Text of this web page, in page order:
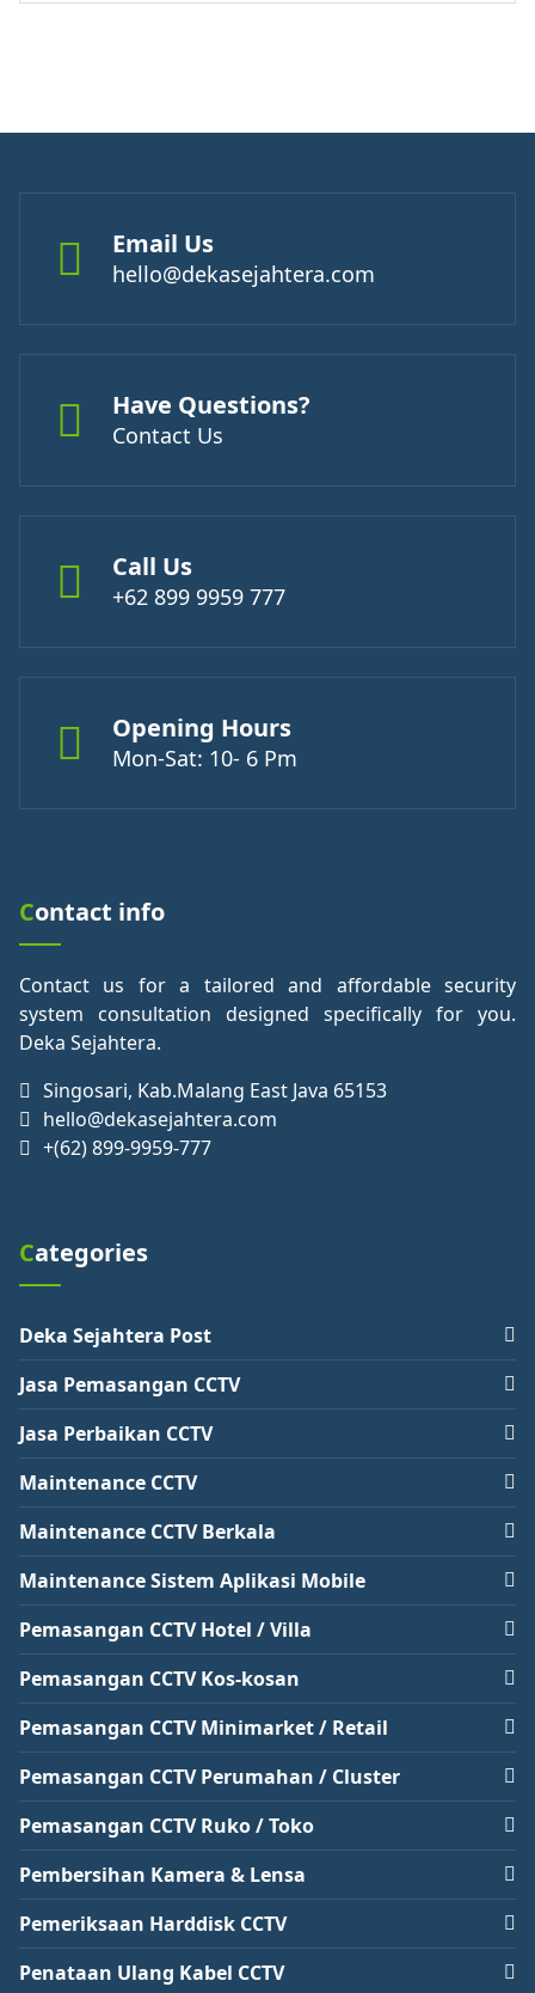
Email Us
hello@dekasejahtera.com
Have Questions?
Contact Us
Call Us
+62 899 9959 777
Opening Hours
Mon-Sat: 10- 6 Pm
Contact info
Contact us for a tailored and affordable security
system consultation designed specifically for you.
Deka Sejahtera.
Singosari, Kab.Malang East Java 65153
hello@dekasejahtera.com
+(62) 899-9959-777
Categories
Deka Sejahtera Post
Jasa Pemasangan CCTV
Jasa Perbaikan CCTV
Maintenance CCTV
Maintenance CCTV Berkala
Maintenance Sistem Aplikasi Mobile
Pemasangan CCTV Hotel / Villa
Pemasangan CCTV Kos-kosan
Pemasangan CCTV Minimarket / Retail
Pemasangan CCTV Perumahan / Cluster
Pemasangan CCTV Ruko / Toko
Pembersihan Kamera & Lensa
Pemeriksaan Harddisk CCTV
Penataan Ulang Kabel CCTV